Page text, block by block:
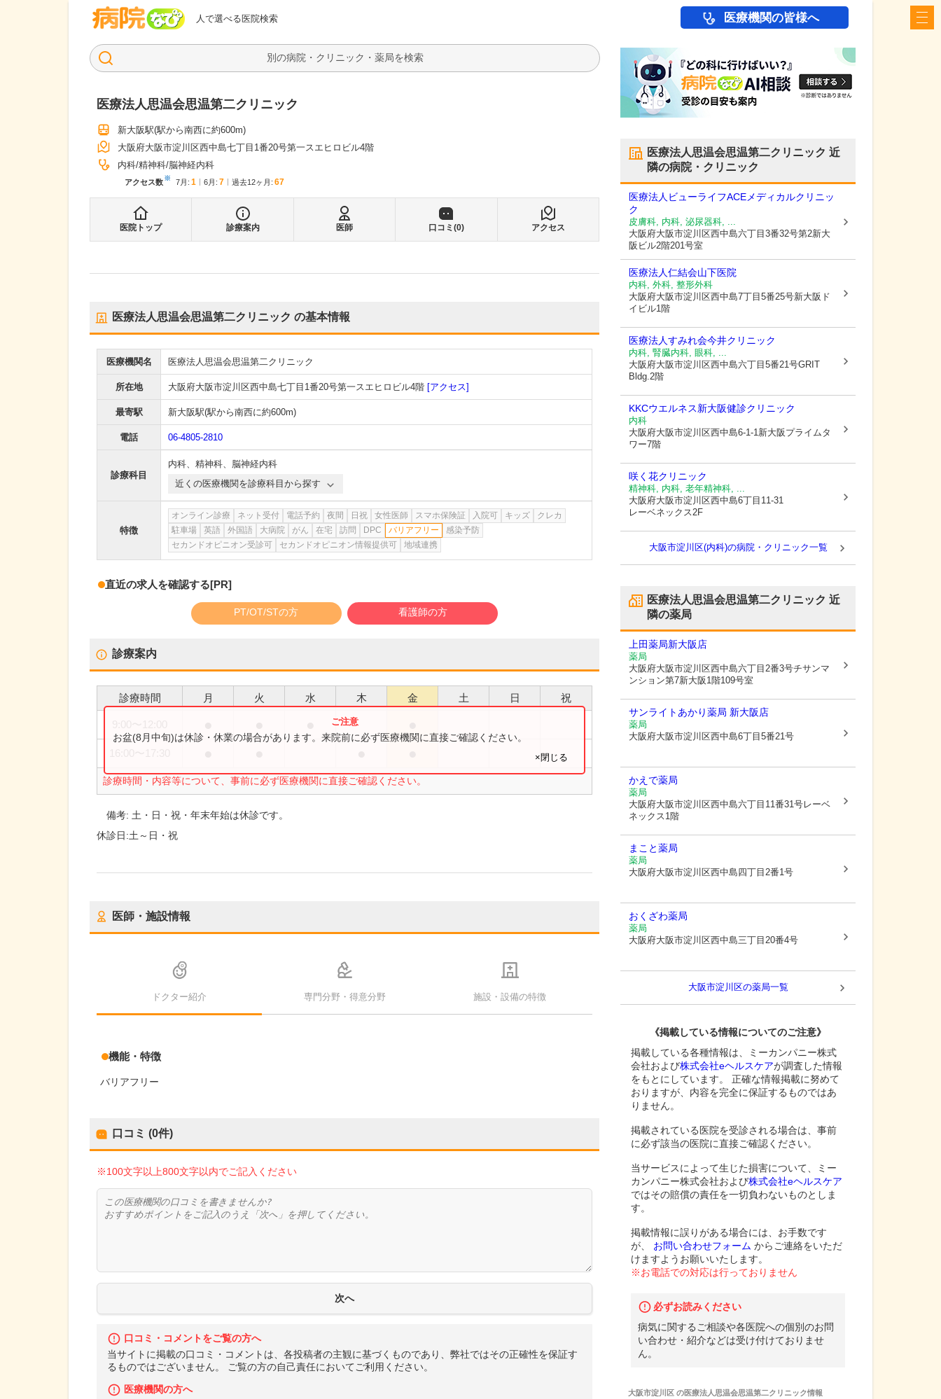
人で選べる医院検索
病院なび 医療機関の皆様へ
検索
医療法人思温会思温第二クリニック
新大阪駅(駅から南西に約600m)
大阪府大阪市淀川区西中島七丁目1番20号第一スエヒロビル4階
内科 精神科 脳神経内科
アクセス数※ 7月 : 1 6月 : 7 過去12ヶ月: 67
医院トップ 診療案内 医師 口コミ(0) アクセス
医療法人思温会思温第二クリニック の基本情報
医療機関名 医療法人思温会思温第二クリニック
所在地 大阪府大阪市淀川区西中島七丁目1番20号第一スエヒロビル4階 [アクセス]
最寄駅 新大阪駅(駅から南西に約600m)
電話 06-4805-2810
診療科目
内科、 精神科、 脳神経内科
近くの医療機関を診療科目から探す
特徴
オンライン診療 ネット受付 電話予約 夜間 日祝 女性医師 スマホ保険証 入院可 キッズ
クレカ
駐車場
英語 外国語 大病院 がん 在宅 訪問 DPC バリアフリー
感染予防
セカンドオピニオン受診可
セカンドオピニオン情報提供可 地域連携
直近の求人を確認する[PR]
PT/OT/STの方 看護師の方
診療案内
診療時間 月 火 水 木 金 土 日 祝
診療時間・内容等について、事前に必ず医療機関に直接ご確認ください。
お盆(8月中旬)は休診・休業の場合があります。来院前に必ず医療機関に直接ご確認ください。
×閉じる
備考: 土・日・祝・年末年始は休診です。
休診日:土～日・祝
医師・施設情報
ドクター紹介 専門分野・得意分野 施設・設備の特徴
機能・特徴
バリアフリー
口コミ (0件)
※100文字以上800文字以内でご記入ください
口コミ・コメントをご覧の方へ
当サイトに掲載の口コミ・コメントは、各投稿者の主観に基づくものであり、弊社ではその正確性を保証す
るものではございません。 ご覧の方の自己責任においてご利用ください。
医療機関の方へ
医療法人思温会思温第二クリニック 近
隣の病院・クリニック
医療法人ビューライフACEメディカルクリニッ
ク
皮膚科, 内科, 泌尿器科, ...
大阪府大阪市淀川区西中島六丁目3番32号第2新大
阪ビル2階201号室
医療法人仁結会山下医院
内科, 外科, 整形外科
大阪府大阪市淀川区西中島7丁目5番25号新大阪ド
イビル1階
医療法人すみれ会今井クリニック
内科, 腎臓内科, 眼科, ...
大阪府大阪市淀川区西中島六丁目5番21号GRIT
Bldg.2階
KKCウエルネス新大阪健診クリニック
内科
大阪府大阪市淀川区西中島6-1-1新大阪プライムタ
ワー7階
咲く花クリニック
精神科, 内科, 老年精神科, ...
大阪府大阪市淀川区西中島6丁目11-31
レーベネックス2F
大阪市淀川区(内科)の病院・クリニック一覧
医療法人思温会思温第二クリニック 近
隣の薬局
上田薬局新大阪店
薬局
大阪府大阪市淀川区西中島六丁目2番3号チサンマ
ンション第7新大阪1階109号室
サンライトあかり薬局 新大阪店
薬局
大阪府大阪市淀川区西中島6丁目5番21号
かえで薬局
薬局
大阪府大阪市淀川区西中島六丁目11番31号レーベ
ネックス1階
まこと薬局
薬局
大阪府大阪市淀川区西中島四丁目2番1号
おくざわ薬局
薬局
大阪府大阪市淀川区西中島三丁目20番4号
大阪市淀川区の薬局一覧
《掲載している情報についてのご注意》
掲載している各種情報は、ミーカンパニー株式
会社および株式会社eヘルスケアが調査した情報
をもとにしています。 正確な情報掲載に努めて
おりますが、内容を完全に保証するものではあ
りません。
掲載されている医院を受診される場合は、事前
に必ず該当の医院に直接ご確認ください。
当サービスによって生じた損害について、ミー
カンパニー株式会社および株式会社eヘルスケア
ではその賠償の責任を一切負わないものとしま
す。
掲載情報に誤りがある場合には、お手数です
が、
お問い合わせフォーム からご連絡をいただ
けますようお願いいたします。
※お電話での対応は行っておりません
必ずお読みください
病気に関するご相談や各医院への個別のお問
い合わせ・紹介などは受け付けておりませ
ん。
大阪市淀川区の医療法人思温会思温第二クリニック情報